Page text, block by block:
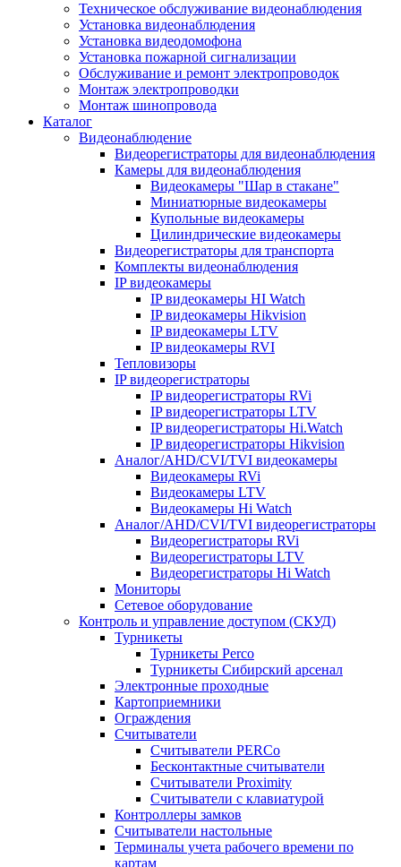
Техническое обслуживание видеонаблюдения
Установка видеонаблюдения
Установка видеодомофона
Установка пожарной сигнализации
Обслуживание и ремонт электропроводок
Монтаж электропроводки
Монтаж шинопровода
Каталог
Видеонаблюдение
Видеорегистраторы для видеонаблюдения
Камеры для видеонаблюдения
Видеокамеры "Шар в стакане"
Миниатюрные видеокамеры
Купольные видеокамеры
Цилиндрические видеокамеры
Видеорегистраторы для транспорта
Комплекты видеонаблюдения
IP видеокамеры
IP видеокамеры HI Watch
IP видеокамеры Hikvision
IP видеокамеры LTV
IP видеокамеры RVI
Тепловизоры
IP видеорегистраторы
IP видеорегистраторы RVi
IP видеорегистраторы LTV
IP видеорегистраторы Hi.Watch
IP видеорегистраторы Hikvision
Аналог/AHD/CVI/TVI видеокамеры
Видеокамеры RVi
Видеокамеры LTV
Видеокамеры Hi Watch
Аналог/AHD/CVI/TVI видеорегистраторы
Видеорегистраторы RVi
Видеорегистраторы LTV
Видеорегистраторы Hi Watch
Мониторы
Сетевое оборудование
Контроль и управление доступом (СКУД)
Турникеты
Турникеты Perco
Турникеты Сибирский арсенал
Электронные проходные
Картоприемники
Ограждения
Считыватели
Считыватели PERCo
Бесконтактные считыватели
Считыватели Proximity
Считыватели с клавиатурой
Контроллеры замков
Считыватели настольные
Терминалы учета рабочего времени по
картам